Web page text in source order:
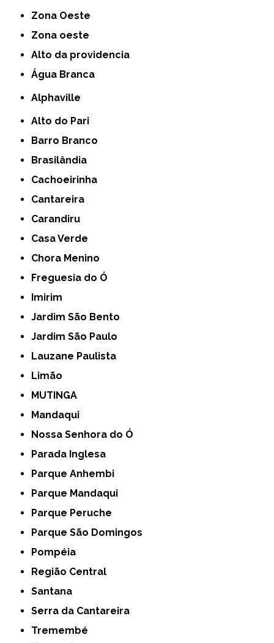
Zona Oeste
Zona oeste
alto da providencia
Água Branca
Alphaville
Alto do Pari
Barro Branco
Brasilândia
Cachoeirinha
Cantareira
Carandiru
Casa Verde
Chora Menino
Freguesia do Ó
Imirim
Jardim São Bento
Jardim São Paulo
Lauzane Paulista
Limão
MUTINGA
Mandaqui
Nossa Senhora do Ó
Parada Inglesa
Parque Anhembi
Parque Mandaqui
Parque Peruche
Parque São Domingos
Pompéia
Região Central
Santana
Serra da Cantareira
Tremembé